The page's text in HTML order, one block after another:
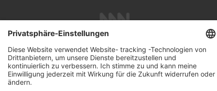
UNTERSTÜTZUNG SUCHE
IMPRESSUM